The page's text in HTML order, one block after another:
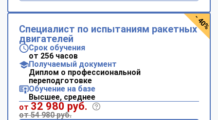
Специалист по испытаниям ракетных
двигателей
Срок обучения
от 256 часов
Получаемый документ
Диплом о профессиональной
переподготовке
Обучение на базе
Высшее, среднее
от 32 980 руб.
от 54 980 руб.
- 40%